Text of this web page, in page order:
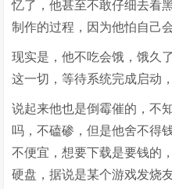
忆了，他甚至不敢仔细去看
制作的过程，因为他怕自己会
现实是，他不吃会饿，饿久
这一切，等待系统完成启动
说起来他也是倒霉催的，不
吗，不磕碜，但是他舍不得
不便宜，想要下载是要钱的
硬盘，据说是某个游戏发烧